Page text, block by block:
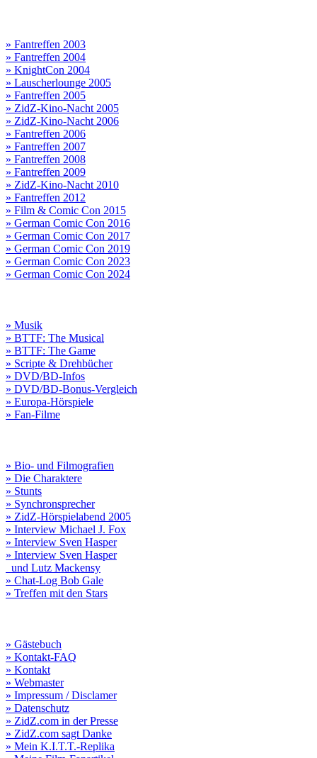
» Fantreffen 2003
» Fantreffen 2004
» KnightCon 2004
» Lauscherlounge 2005
» Fantreffen 2005
» ZidZ-Kino-Nacht 2005
» ZidZ-Kino-Nacht 2006
» Fantreffen 2006
» Fantreffen 2007
» Fantreffen 2008
» Fantreffen 2009
» ZidZ-Kino-Nacht 2010
» Fantreffen 2012
» Film & Comic Con 2015
» German Comic Con 2016
» German Comic Con 2017
» German Comic Con 2019
» German Comic Con 2023
» German Comic Con 2024
» Musik
» BTTF: The Musical
» BTTF: The Game
» Scripte & Drehbücher
» DVD/BD-Infos
» DVD/BD-Bonus-Vergleich
» Europa-Hörspiele
» Fan-Filme
» Bio- und Filmografien
» Die Charaktere
» Stunts
» Synchronsprecher
» ZidZ-Hörspielabend 2005
» Interview Michael J. Fox
» Interview Sven Hasper
» Interview Sven Hasper
und Lutz Mackensy
» Chat-Log Bob Gale
» Treffen mit den Stars
» Gästebuch
» Kontakt-FAQ
» Kontakt
» Webmaster
» Impressum / Disclamer
» Datenschutz
» ZidZ.com in der Presse
» ZidZ.com sagt Danke
» Mein K.I.T.T.-Replika